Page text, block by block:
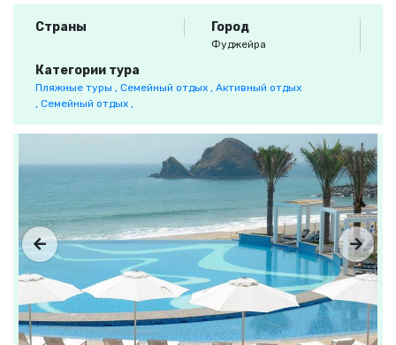
Страны Город
Фуджейра
Категории тура
Пляжные туры , Семейный отдых , Активный отдых
, Семейный отдых ,